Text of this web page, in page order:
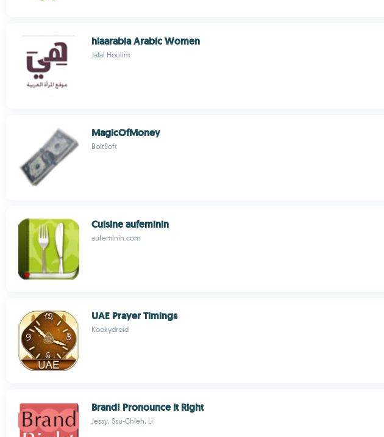
hiaarabia Arabic Women
Jalal Houlim
MagicOfMoney
BoltSoft
Cuisine aufeminin
aufeminin.com
UAE Prayer Timings
Kookydroid
Brand! Pronounce It Right
Jessy, Ssu-Chieh, Li